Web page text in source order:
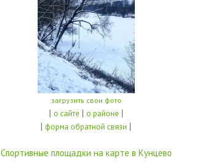
загрузить свои фото
| о сайте | о районе |
|форма обратной связи |
Спортивные площадки на карте в Кунцево